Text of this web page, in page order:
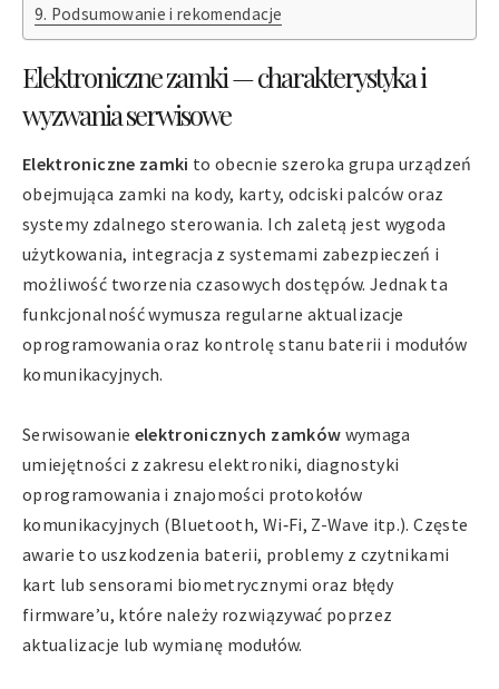
Podsumowanie i rekomendacje
Elektroniczne zamki — charakterystyka i
wyzwania serwisowe
Elektroniczne zamki to obecnie szeroka grupa urządzeń
obejmująca zamki na kody, karty, odciski palców oraz
systemy zdalnego sterowania. Ich zaletą jest wygoda
użytkowania, integracja z systemami zabezpieczeń i
możliwość tworzenia czasowych dostępów. Jednak ta
funkcjonalność wymusza regularne aktualizacje
oprogramowania oraz kontrolę stanu baterii i modułów
komunikacyjnych.
Serwisowanie elektronicznych zamków wymaga
umiejętności z zakresu elektroniki, diagnostyki
oprogramowania i znajomości protokołów
komunikacyjnych (Bluetooth, Wi‑Fi, Z-Wave itp.). Częste
awarie to uszkodzenia baterii, problemy z czytnikami
kart lub sensorami biometrycznymi oraz błędy
firmware’u, które należy rozwiązywać poprzez
aktualizacje lub wymianę modułów.